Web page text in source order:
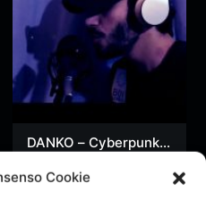
Cookie
DANKO – Cyberpunk
(Official Video)
SPOTIFY